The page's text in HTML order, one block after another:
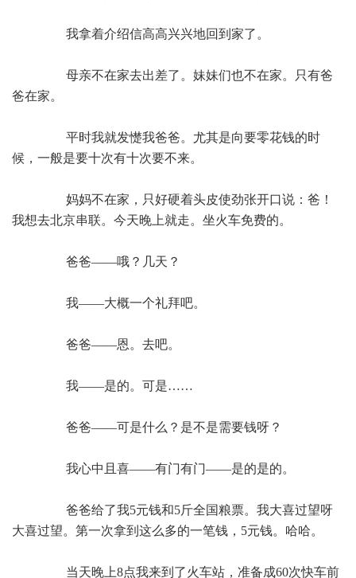
我拿着介绍信高高兴兴地回到家了。
母亲不在家去出差了。妹妹们也不在家。只有爸
爸在家。
平时我就发憷我爸爸。尤其是向要零花钱的时
候，一般是要十次有十次要不来。
妈妈不在家，只好硬着头皮使劲张开口说：爸！
我想去北京串联。今天晚上就走。坐火车免费的。
爸爸——哦？几天？
我——大概一个礼拜吧。
爸爸——恩。去吧。
我——是的。可是……
爸爸——可是什么？是不是需要钱呀？
我心中且喜——有门有门——是的是的。
爸爸给了我5元钱和5斤全国粮票。我大喜过望呀
大喜过望。第一次拿到这么多的一笔钱，5元钱。哈哈。
当天晚上8点我来到了火车站，准备成60次快车前